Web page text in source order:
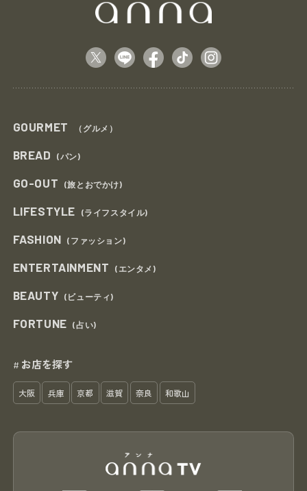
GOURMET （グルメ）
BREAD (パン)
GO-OUT (旅とおでかけ)
LIFESTYLE (ライフスタイル)
FASHION (ファッション)
ENTERTAINMENT (エンタメ)
BEAUTY (ビューティ)
FORTUNE (占い)
# お店を探す
大阪 兵庫 京都 滋賀 奈良 和歌山